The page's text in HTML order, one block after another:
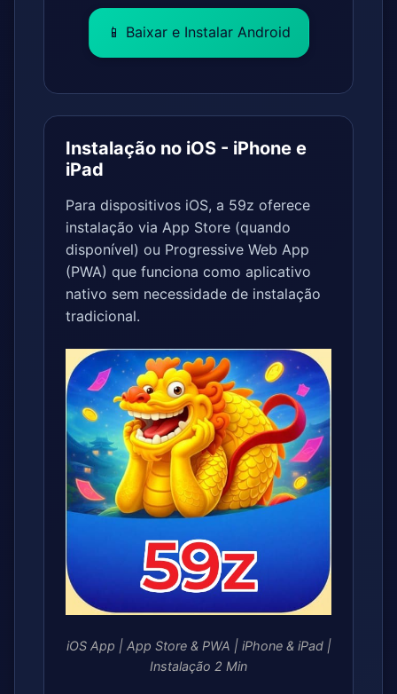
📱 Baixar e Instalar Android
Instalação no iOS - iPhone e
iPad
Para dispositivos iOS, a 59z oferece
instalação via App Store (quando
disponível) ou Progressive Web App
(PWA) que funciona como aplicativo
nativo sem necessidade de instalação
tradicional.
iOS App | App Store & PWA | iPhone & iPad |
Instalação 2 Min